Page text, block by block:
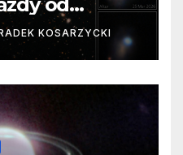
Niezwykle
KOSARZYCKI